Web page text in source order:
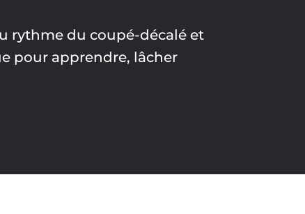
rythme du coupé-décalé et
pour apprendre, lâcher